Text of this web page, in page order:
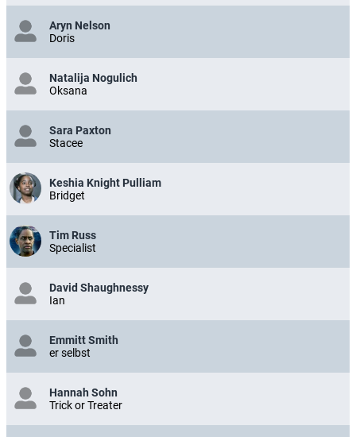
Aryn Nelson
Doris
Natalija Nogulich
Oksana
Sara Paxton
Stacee
Keshia Knight Pulliam
Bridget
Tim Russ
Specialist
David Shaughnessy
Ian
Emmitt Smith
er selbst
Hannah Sohn
Trick or Treater